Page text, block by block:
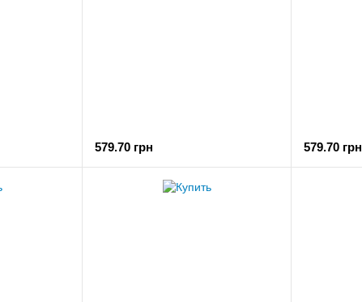
579.70 грн 579.70 грн